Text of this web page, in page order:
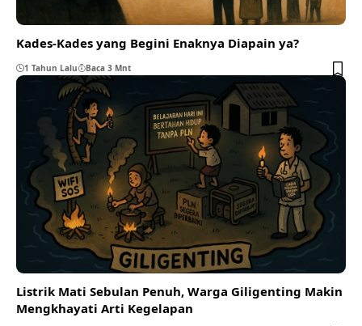
Kades-Kades yang Begini Enaknya Diapain ya?
1 Tahun Lalu Baca 3 Mnt
Listrik Mati Sebulan Penuh, Warga Giligenting Makin
Mengkhayati Arti Kegelapan